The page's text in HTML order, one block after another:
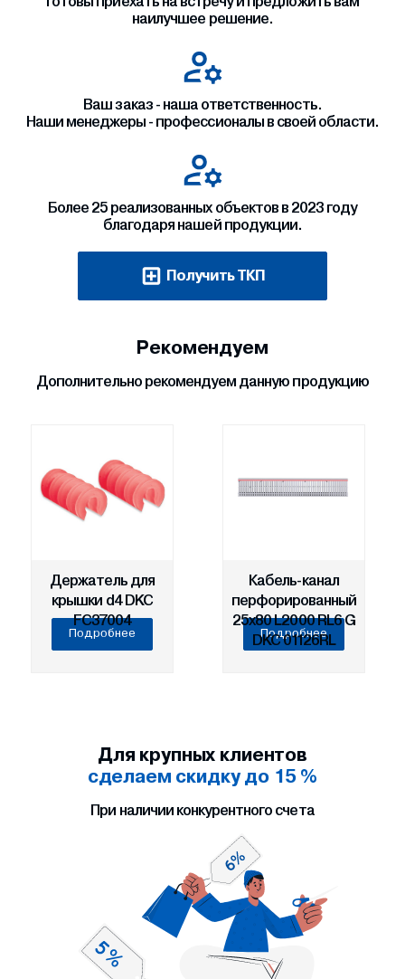
наилучшее решение.
Ваш заказ - наша ответственность.
Наши менеджеры - профессионалы в своей области.
Более 25 реализованных объектов в 2023 году
благодаря нашей продукции.
Получить ТКП
Рекомендуем
Дополнительно рекомендуем данную продукцию
Держатель для
крышки d4 DKC
FC37004
Подробнее
Кабель-канал
перфорированный
25х80 L2000 RL6 G
DKC 01126RL
Подробнее
Для крупных клиентов
сделаем скидку до 15 %
При наличии конкурентного счета